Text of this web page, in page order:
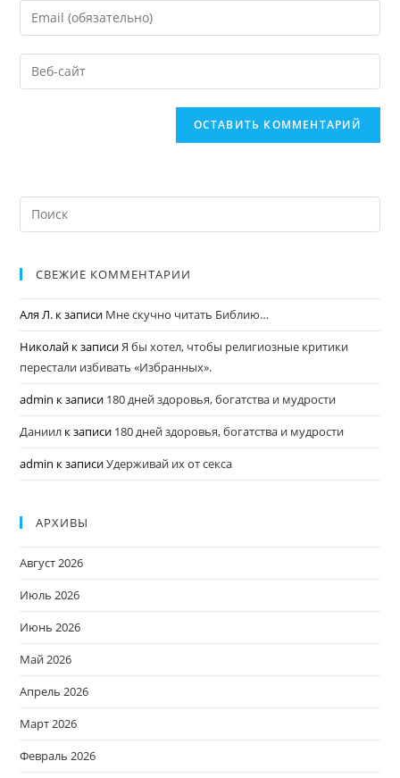
СВЕЖИЕ КОММЕНТАРИИ
Аля Л. к записи Мне скучно читать Библию…
Николай к записиЯ бы хотел, чтобы религиозные критики
перестали избивать «Избранных».
admin к записи 180 дней здоровья, богатства и мудрости
Даниил к записи 180 дней здоровья, богатства и мудрости
admin к записиУдерживай их от секса
АРХИВЫ
Август 2026
Июль 2026
Июнь 2026
Май 2026
Апрель 2026
Март 2026
Февраль 2026